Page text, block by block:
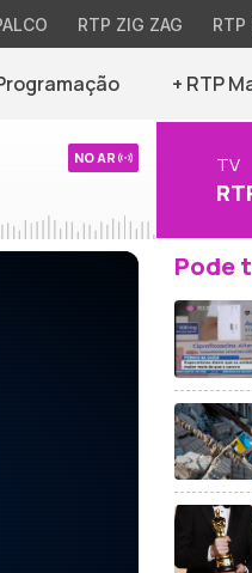
RTP ZIG ZAG RTP
+ RTP
NO AR TV
Pode